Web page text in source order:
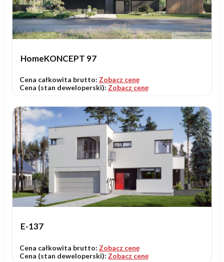
HomeKONCEPT 97
Cena całkowita brutto: Zobacz cenę
Cena (stan deweloperski): Zobacz cenę
E-137
Cena całkowita brutto: Zobacz cenę
Cena (stan deweloperski): Zobacz cenę